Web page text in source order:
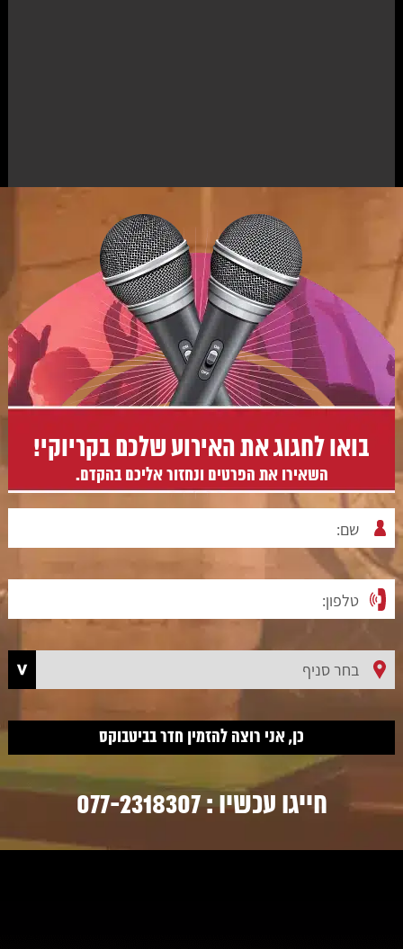
בואו לחגוג את האירוע שלכם בקריוקי!
השאירו את הפרטים ונחזור אליכם בהקדם.
חייגו עכשיו :077-2318307